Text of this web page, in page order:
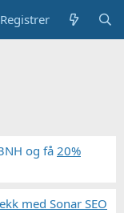
Registrer
og få 20%
med Sonar SEO